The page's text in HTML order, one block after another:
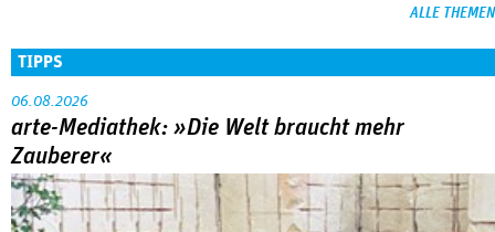
ALLE THEMEN
TIPPS
06.08.2026
arte-Mediathek: »Die Welt braucht mehr
Zauberer«